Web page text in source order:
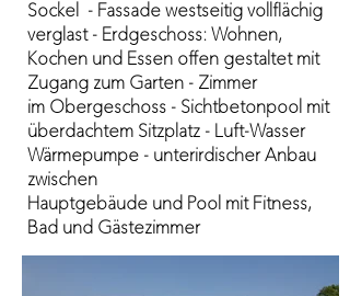
Sockel - Fassade westseitig vollflächig
verglast - Erdgeschoss: Wohnen,
Kochen und Essen offen gestaltet mit
Zugang zum Garten - Zimmer
im Obergeschoss - Sichtbetonpool mit
überdachtem Sitzplatz - Luft-Wasser
Wärmepumpe - unterirdischer Anbau
zwischen
Hauptgebäude und Pool mit Fitness,
Bad und Gästezimmer